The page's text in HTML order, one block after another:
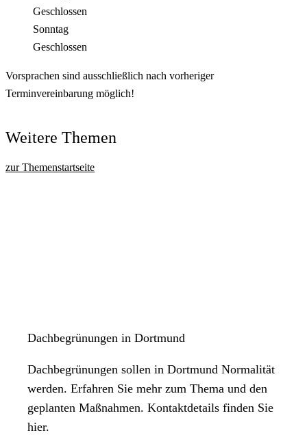
Geschlossen
Sonntag
Geschlossen
Vorsprachen sind ausschließlich nach vorheriger
Terminvereinbarung möglich!
Weitere Themen
zur Themenstartseite
Dachbegrünungen in Dortmund
Dachbegrünungen sollen in Dortmund Normalität
werden. Erfahren Sie mehr zum Thema und den
geplanten Maßnahmen. Kontaktdetails finden Sie
hier.